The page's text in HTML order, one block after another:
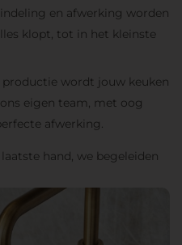
en afwerking worden
klopt, tot in het kleinste
productie wordt jouw keuken
eigen team, met oog
afwerking.
hand, we begeleiden